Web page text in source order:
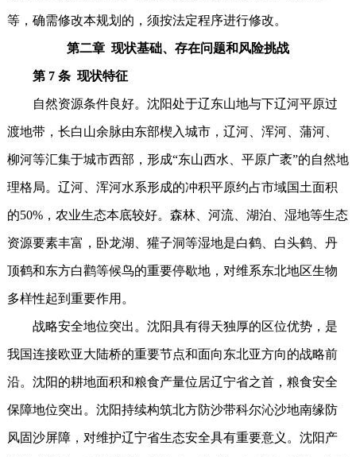
等，确需修改本规划的，须按法定程序进行修改。
第二章 现状基础、存在问题和风险挑战
第 7 条 现状特征
自然资源条件良好。沈阳处于辽东山地与下辽河平原过
渡地带，长白山余脉由东部楔入城市，辽河、浑河、蒲河、
柳河等汇集于城市西部，形成“东山西水、平原广袤”的自然地
理格局。辽河、浑河水系形成的冲积平原约占市域国土面积
的50%，农业生态本底较好。森林、河流、湖泊、湿地等生态
资源要素丰富，卧龙湖、獾子洞等湿地是白鹤、白头鹤、丹
顶鹤和东方白鹳等候鸟的重要停歇地，对维系东北地区生物
多样性起到重要作用。
战略安全地位突出。沈阳具有得天独厚的区位优势，是
我国连接欧亚大陆桥的重要节点和面向东北亚方向的战略前
沿。沈阳的耕地面积和粮食产量位居辽宁省之首，粮食安全
保障地位突出。沈阳持续构筑北方防沙带科尔沁沙地南缘防
风固沙屏障，对维护辽宁省生态安全具有重要意义。沈阳产